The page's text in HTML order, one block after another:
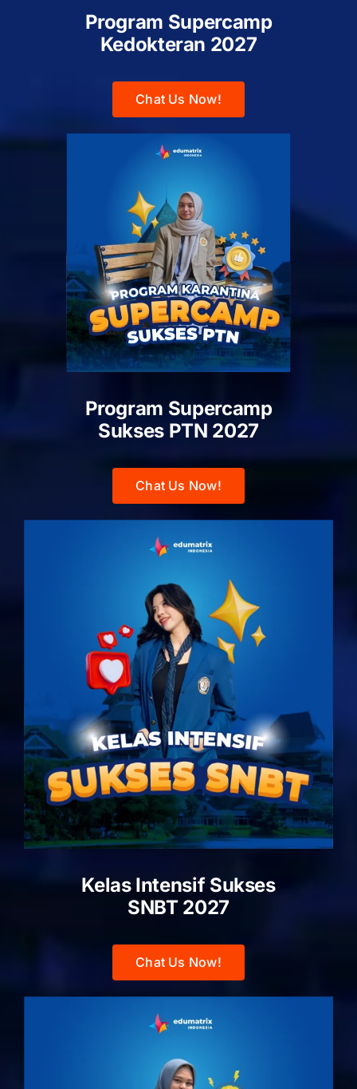
Program Supercamp
Kedokteran 2027
Chat Us Now!
Program Supercamp
Sukses PTN 2027
Chat Us Now!
Kelas Intensif Sukses
SNBT 2027
Chat Us Now!